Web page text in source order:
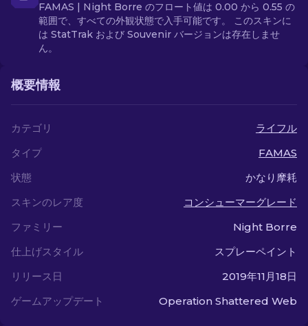
FAMAS | Night Borre のフロート値は 0.00 から 0.55 の
範囲で、すべての外観状態で入手可能です。 このスキンに
は StatTrak および Souvenir バージョンは存在しませ
ん。
概要情報
カテゴリ
ライフル
タイプ
FAMAS
状態
かなり摩耗
スキンのレア度
コンシューマーグレード
ファミリー
Night Borre
仕上げスタイル
スプレーペイント
リリース日
2019年11月18日
ゲームアップデート
Operation Shattered Web